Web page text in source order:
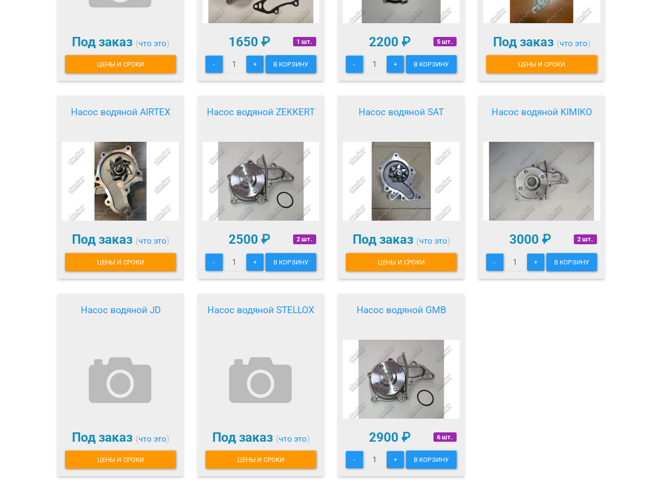
Под заказ (что это)
ЦЕНЫ И СРОКИ
1 шт.
1650 ₽
- + В КОРЗИНУ
5 шт.
2200 ₽
- + В КОРЗИНУ
Под заказ (что это)
ЦЕНЫ И СРОКИ
Насос водяной AIRTEX
Под заказ (что это)
ЦЕНЫ И СРОКИ
Насос водяной ZEKKERT
2 шт.
2500 ₽
- + В КОРЗИНУ
Насос водяной SAT
Под заказ (что это)
ЦЕНЫ И СРОКИ
Насос водяной KIMIKO
2 шт.
3000 ₽
- + В КОРЗИНУ
Насос водяной JD
Под заказ (что это)
ЦЕНЫ И СРОКИ
Насос водяной STELLOX
Под заказ (что это)
ЦЕНЫ И СРОКИ
Насос водяной GMB
6 шт.
2900 ₽
- + В КОРЗИНУ